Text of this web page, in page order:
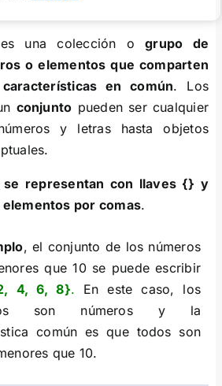
una colección ogrupo de
o elementos que comparten
en común. Los
conjunto pueden ser cualquier
y letras hasta objetos
se representan con llaves {} y
por comas.
, el conjunto de los números
que 10 se puede escribir
4, 6, 8}. En este caso, los
son números y la
común es que todos son
que 10.